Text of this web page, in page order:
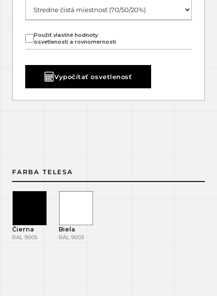
Použiť vlastné hodnoty
osvetlenosti a rovnomernosti
Vypočítať osvetlenosť
FARBA TELESA
Čierna
RAL 9005
Biela
RAL 9003